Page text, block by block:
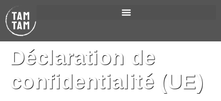
Déclaration de
confidentialité (UE)